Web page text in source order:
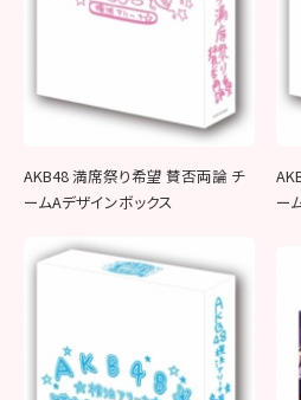
AKB48 満席祭り希望 賛否両論 チ
ームAデザインボックス
ー